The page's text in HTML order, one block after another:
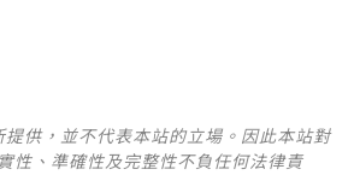
供，並不代表本站的立場。因此本站對
性、準確性及完整性不負任何法律責